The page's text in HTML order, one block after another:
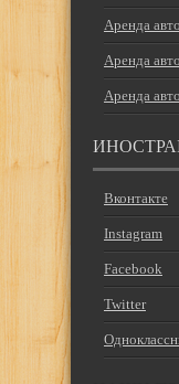
Аренда
Аренда
Аренда
Вконтакте
Instagram
Facebook
Twitter